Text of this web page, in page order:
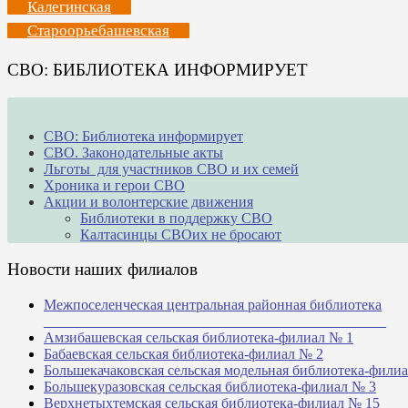
Калегинская
Староорьебашевская
СВО: БИБЛИОТЕКА ИНФОРМИРУЕТ
СВО: Библиотека информирует
СВО. Законодательные акты
Льготы для участников СВО и их семей
Хроника и герои СВО
Акции и волонтерские движения
Библиотеки в поддержку СВО
Калтасинцы СВОих не бросают
Новости наших филиалов
Межпоселенческая центральная районная библиотека
Амзибашевская сельская библиотека-филиал № 1
Бабаевская сельская библиотека-филиал № 2
Большекачаковская сельская модельная библиотека-
Большекуразовская сельская библиотека-филиал № 3
Верхнетыхтемская сельская библиотека-филиал № 15